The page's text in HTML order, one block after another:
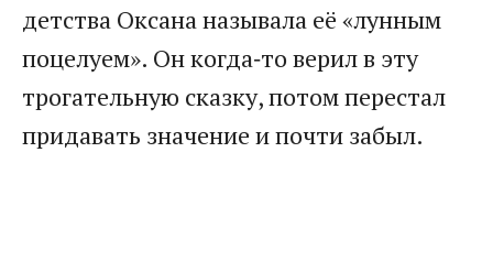
детства Оксана называла её «лунным
поцелуем». Он когда‑то верил в эту
трогательную сказку, потом перестал
придавать значение и почти забыл.